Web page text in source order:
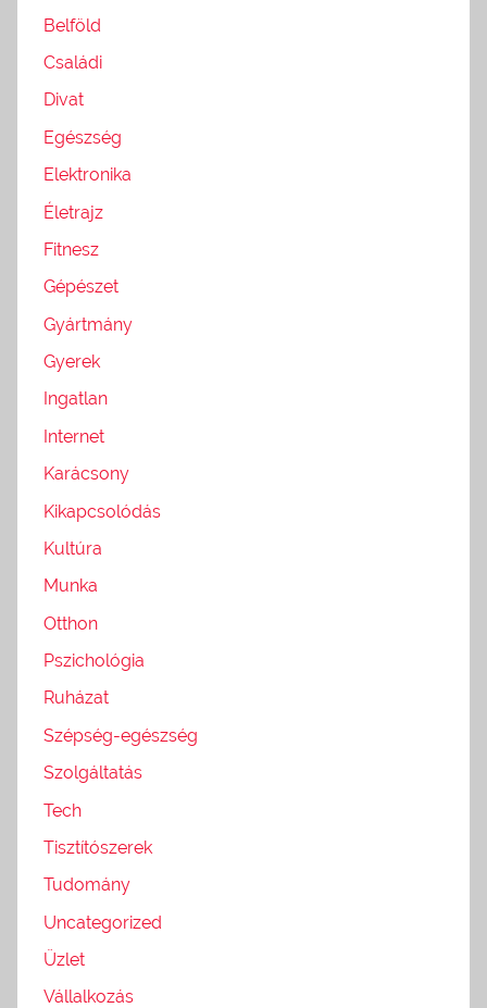
Belföld
Családi
Divat
Egészség
Elektronika
Életrajz
Fitnesz
Gépészet
Gyártmány
Gyerek
Ingatlan
Internet
Karácsony
Kikapcsolódás
Kultúra
Munka
Otthon
Pszichológia
Ruházat
Szépség-egészség
Szolgáltatás
Tech
Tisztítószerek
Tudomány
Uncategorized
Üzlet
Vállalkozás